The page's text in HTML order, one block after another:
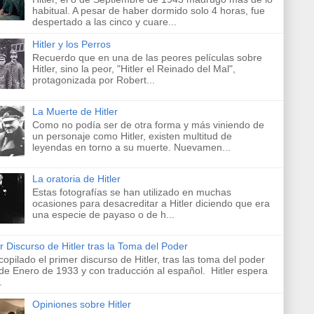
habitual. A pesar de haber dormido solo 4 horas, fue
despertado a las cinco y cuare...
Hitler y los Perros
Recuerdo que en una de las peores películas sobre
Hitler, sino la peor, "Hitler el Reinado del Mal",
protagonizada por Robert...
La Muerte de Hitler
Como no podía ser de otra forma y más viniendo de
un personaje como Hitler, existen multitud de
leyendas en torno a su muerte. Nuevamen...
La oratoria de Hitler
Estas fotografías se han utilizado en muchas
ocasiones para desacreditar a Hitler diciendo que era
una especie de payaso o de h...
Discurso de Hitler tras la Toma del Poder
el primer discurso de Hitler, tras las toma del poder
Enero de 1933 y con traducción al español. Hitler espera
Opiniones sobre Hitler